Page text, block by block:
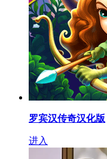
罗宾汉传奇汉化版
进入